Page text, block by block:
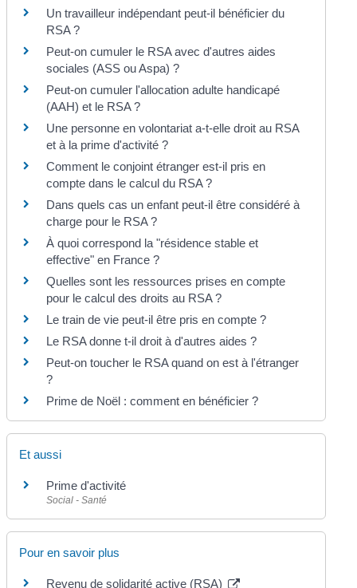
Un travailleur indépendant peut-il bénéficier du
RSA ?
Peut-on cumuler le RSA avec d'autres aides
sociales (ASS ou Aspa) ?
Peut-on cumuler l'allocation adulte handicapé
(AAH) et le RSA ?
Une personne en volontariat a-t-elle droit au RSA
et à la prime d'activité ?
Comment le conjoint étranger est-il pris en
compte dans le calcul du RSA ?
Dans quels cas un enfant peut-il être considéré à
charge pour le RSA ?
À quoi correspond la "résidence stable et
effective" en France ?
Quelles sont les ressources prises en compte
pour le calcul des droits au RSA ?
Le train de vie peut-il être pris en compte ?
Le RSA donne t-il droit à d'autres aides ?
Peut-on toucher le RSA quand on est à l'étranger
?
Prime de Noël : comment en bénéficier ?
Et aussi
Prime d'activité
Social - Santé
Pour en savoir plus
Revenu de solidarité active (RSA)